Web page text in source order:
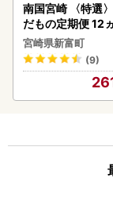
南国宮崎 〈特選
だもの定期便 12
ス【F84-25】
宮崎県新富町
(9)